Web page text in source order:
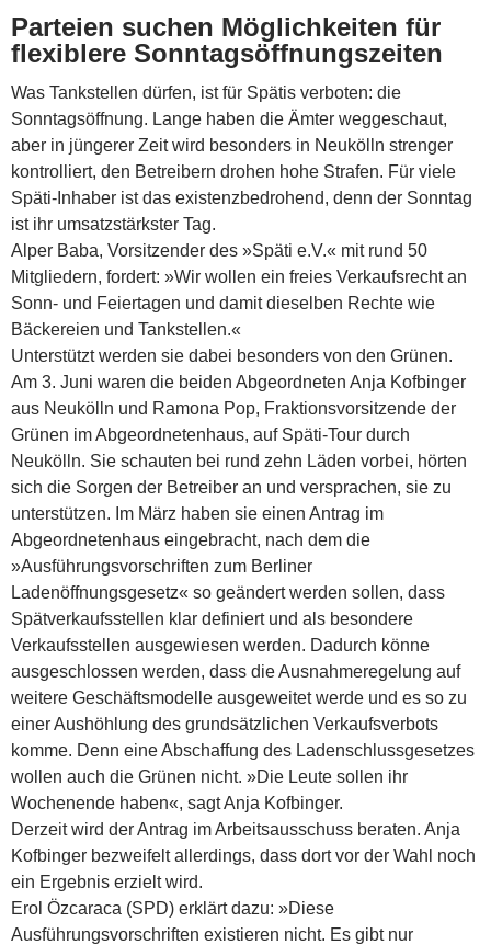
Parteien suchen Möglichkeiten für
flexiblere Sonntagsöffnungszeiten
Was Tankstellen dürfen, ist für Spätis verboten: die
Sonntagsöffnung. Lange haben die Ämter weggeschaut,
aber in jüngerer Zeit wird besonders in Neukölln strenger
kontrolliert, den Betreibern drohen hohe Strafen. Für viele
Späti-Inhaber ist das existenzbedrohend, denn der Sonntag
ist ihr umsatzstärkster Tag.
Alper Baba, Vorsitzender des »Späti e.V.« mit rund 50
Mitgliedern, fordert: »Wir wollen ein freies Verkaufsrecht an
Sonn- und Feiertagen und damit dieselben Rechte wie
Bäckereien und Tankstellen.«
Unterstützt werden sie dabei besonders von den Grünen.
Am 3. Juni waren die beiden Abgeordneten Anja Kofbinger
aus Neukölln und Ramona Pop, Fraktionsvorsitzende der
Grünen im Abgeordnetenhaus, auf Späti-Tour durch
Neukölln. Sie schauten bei rund zehn Läden vorbei, hörten
sich die Sorgen der Betreiber an und versprachen, sie zu
unterstützen. Im März haben sie einen Antrag im
Abgeordnetenhaus eingebracht, nach dem die
»Ausführungsvorschriften zum Berliner
Ladenöffnungsgesetz« so geändert werden sollen, dass
Spätverkaufsstellen klar definiert und als besondere
Verkaufsstellen ausgewiesen werden. Dadurch könne
ausgeschlossen werden, dass die Ausnahmeregelung auf
weitere Geschäftsmodelle ausgeweitet werde und es so zu
einer Aushöhlung des grundsätzlichen Verkaufsverbots
komme. Denn eine Abschaffung des Ladenschlussgesetzes
wollen auch die Grünen nicht. »Die Leute sollen ihr
Wochenende haben«, sagt Anja Kofbinger.
Derzeit wird der Antrag im Arbeitsausschuss beraten. Anja
Kofbinger bezweifelt allerdings, dass dort vor der Wahl noch
ein Ergebnis erzielt wird.
Erol Özcaraca (SPD) erklärt dazu: »Diese
Ausführungsvorschriften existieren nicht. Es gibt nur